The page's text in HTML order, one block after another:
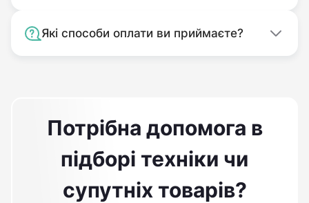
Які способи оплати ви приймаєте?
Потрібна допомога в
підборі техніки чи
супутніх товарів?